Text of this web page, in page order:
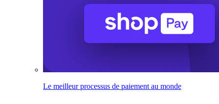
Le meilleur processus de paiement au monde